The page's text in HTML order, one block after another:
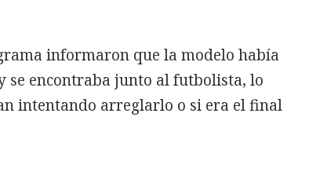
informaron que la modelo había
se encontraba junto al futbolista, lo
intentando arreglarlo o si era el final